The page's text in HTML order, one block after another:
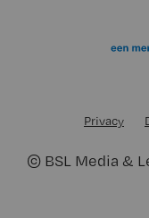
Privacy
© BSL Media &